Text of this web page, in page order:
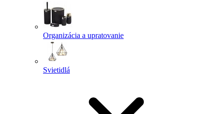
Organizácia a upratovanie
Svietidlá